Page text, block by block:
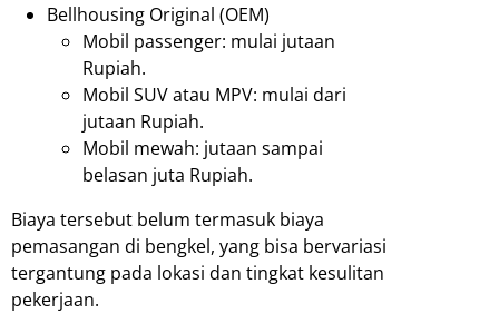
Bellhousing Original (OEM)
Mobil passenger: mulai jutaan
Rupiah.
Mobil SUV atau MPV: mulai dari
jutaan Rupiah.
Mobil mewah: jutaan sampai
belasan juta Rupiah.
Biaya tersebut belum termasuk biaya
pemasangan di bengkel, yang bisa bervariasi
tergantung pada lokasi dan tingkat kesulitan
pekerjaan.